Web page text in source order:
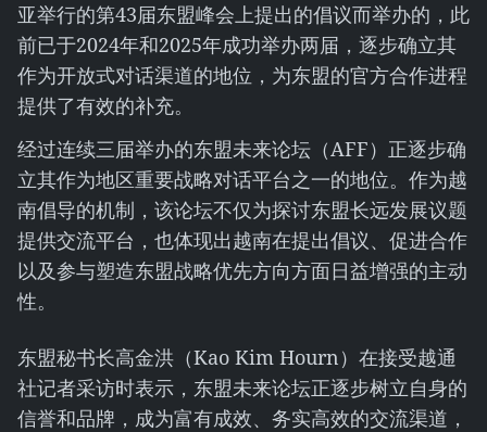
亚举行的第43届东盟峰会上提出的倡议而举办的，此
前已于2024年和2025年成功举办两届，逐步确立其
作为开放式对话渠道的地位，为东盟的官方合作进程
提供了有效的补充。
经过连续三届举办的东盟未来论坛（AFF）正逐步确
立其作为地区重要战略对话平台之一的地位。作为越
南倡导的机制，该论坛不仅为探讨东盟长远发展议题
提供交流平台，也体现出越南在提出倡议、促进合作
以及参与塑造东盟战略优先方向方面日益增强的主动
性。
东盟秘书长高金洪（Kao Kim Hourn）在接受越通
社记者采访时表示，东盟未来论坛正逐步树立自身的
信誉和品牌，成为富有成效、务实高效的交流渠道，